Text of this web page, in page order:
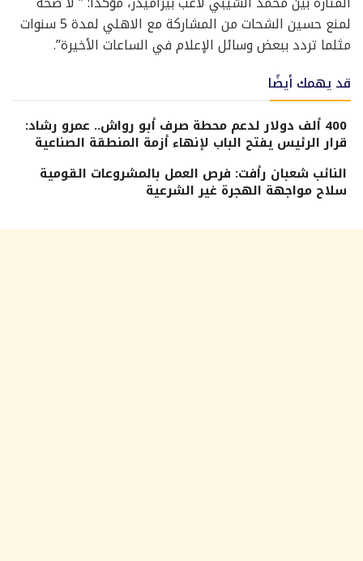
لمنع حسين الشحات من المشاركة مع الاهلي لمدة 5 سنوات
مثلما تردد ببعض وسائل الإعلام في الساعات الأخيرة”.
قد يهمك أيضًا
400 ألف دولار لدعم محطة صرف أبو رواش.. عمرو رشاد:
قرار الرئيس يفتح الباب لإنهاء أزمة المنطقة الصناعية
النائب شعبان رأفت: فرص العمل بالمشروعات القومية
سلاح مواجهة الهجرة غير الشرعية